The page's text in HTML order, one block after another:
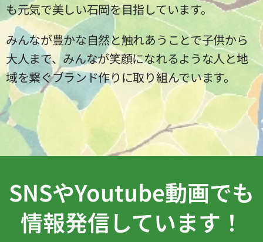
も元気で美しい石岡を目指しています。
みんなが豊かな自然と触れあうことで子供から
大人まで、みんなが笑顔になれるような人と地
域を繋ぐブランド作りに取り組んでいます。
SNSやYoutube動画でも
情報発信しています！